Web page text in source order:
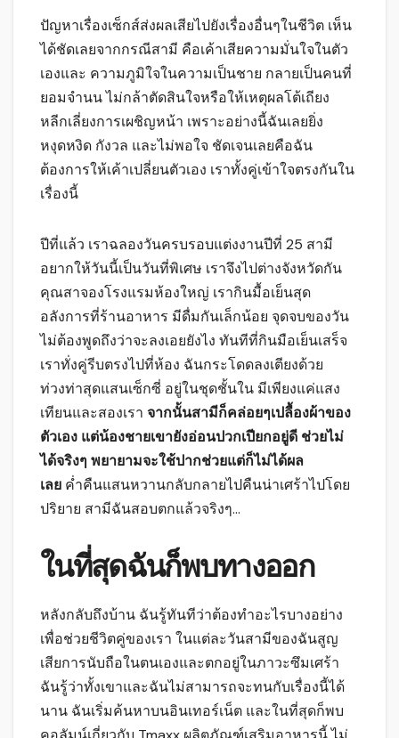
ปัญหาเรื่องเซ็กส์ส่งผลเสียไปยังเรื่องอื่นๆในชีวิต เห็น
ได้ชัดเลยจากกรณีสามี คือเค้าเสียความมั่นใจในตัว
เองและ ความภูมิใจในความเป็นชาย กลายเป็นคนที่
ยอมจำนน ไม่กล้าตัดสินใจหรือให้เหตุผลโต้เถียง
หลีกเลี่ยงการเผชิญหน้า เพราะอย่างนี้ฉันเลยยิ่ง
หงุดหงิด กังวล และไม่พอใจ ชัดเจนเลยคือฉัน
ต้องการให้เค้าเปลี่ยนตัวเอง เราทั้งคู่เข้าใจตรงกันใน
เรื่องนี้
ปีที่แล้ว เราฉลองวันครบรอบแต่งงานปีที่ 25 สามี
อยากให้วันนี้เป็นวันที่พิเศษ เราจึงไปต่างจังหวัดกัน
คุณสาจองโรงแรมห้องใหญ่ เรากินมื้อเย็นสุด
อลังการที่ร้านอาหาร มีดื่มกันเล็กน้อย จุดจบของวัน
ไม่ต้องพูดถึงว่าจะลงเอยยังไง ทันทีที่กินมือเย็นเสร็จ
เราทั่งคู่รีบตรงไปที่ห้อง ฉันกระโดดลงเตียงด้วย
ท่วงท่าสุดแสนเซ็กซี่ อยู่ในชุดชั้นใน มีเพียงแค่แสง
เทียนและสองเรา จากนั้นสามีก็คล่อยๆเปลื้องผ้าของ
ตัวเอง แต่น้องชายเขายังอ่อนปวกเปียกอยู่ดี ช่วยไม่
ได้จริงๆ พยายามจะใช้ปากช่วยแต่ก็ไม่ได้ผล
เลย ค่ำคืนแสนหวานกลับกลายไปคืนน่าเศร้าไปโดย
ปริยาย สามีฉันสอบตกแล้วจริงๆ…
ในที่สุดฉันก็พบทางออก
หลังกลับถึงบ้าน ฉันรู้ทันทีว่าต้องทำอะไรบางอย่าง
เพื่อช่วยชีวิตคู่ของเรา ในแต่ละวันสามีของฉันสูญ
เสียการนับถือในตนเองและตกอยู่ในภาวะซึมเศร้า
ฉันรู้ว่าทั้งเขาและฉันไม่สามารถจะทนกับเรื่องนี้ได้
นาน ฉันเริ่มค้นหาบนอินเทอร์เน็ต และในที่สุดก็พบ